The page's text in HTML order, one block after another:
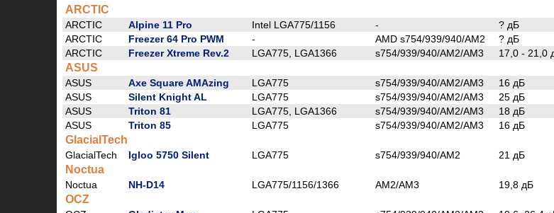
ARCTIC
ARCTIC Alpine 11 Pro Intel LGA775/1156 - ? дБ
ARCTIC
Freezer 64 Pro PWM - AMD s754/939/940/AM2 ? дБ
ARCTIC
Freezer Xtreme Rev.2 LGA775, LGA1366 s754/939/940/AM2/AM3 17,0 - 21,0
ASUS
ASUS Axe Square AMAzing LGA775 s754/939/940/AM2/AM3 16 дБ
ASUS
Silent Knight AL LGA775 s754/939/940/AM2/AM3 25 дБ
ASUS
Triton 81 LGA775, LGA1366 s754/939/940/AM2/AM3 18 дБ
ASUS
Triton 85 LGA775 s754/939/940/AM2/AM3 16 дБ
GlacialTech
GlacialTech Igloo 5750 Silent LGA775 s754/939/940/AM2 21 дБ
Noctua
Noctua NH-D14 LGA775/1156/1366 AM2/AM3 19,8 дБ
OCZ